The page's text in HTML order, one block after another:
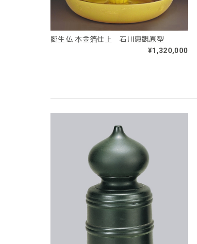
誕生仏 本金箔仕上 石川惠観原型
¥1,320,000